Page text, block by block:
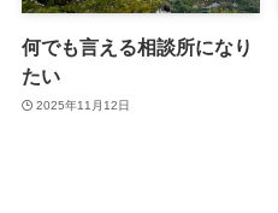
何でも言える相談所になり
たい
2025年11月12日